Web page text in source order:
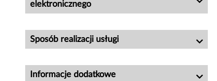
elektronicznego
Sposób realizacji usługi
Informacje dodatkowe